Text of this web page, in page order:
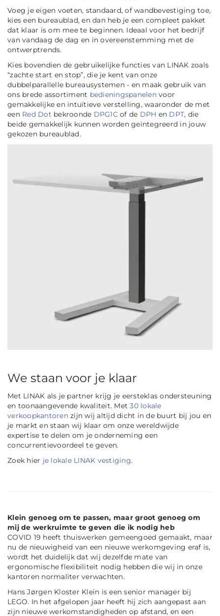
Voeg je eigen voeten, standaard, of wandbevestiging toe,
kies een bureaublad, en dan heb je een compleet pakket
dat klaar is om mee te beginnen. Ideaal voor het bedrijf
van vandaag de dag en in overeenstemming met de
ontwerptrends.
Kies bovendien de gebruikelijke functies van LINAK zoals
“zachte start en stop”, die je kent van onze
dubbelparallelle bureausystemen - en maak gebruik van
ons brede assortiment bedieningspanelenvoor
gemakkelijke en intuïtieve verstelling, waaronder de met
een Red Dot bekroonde DPG1Cof de DPH en DPT, die
beide gemakkelijk kunnen worden geïntegreerd in jouw
gekozen bureaublad.
We staan voor je klaar
Met LINAK als je partner krijg je eersteklas ondersteuning
en toonaangevende kwaliteit. Met30 lokale
verkoopkantorenzijn wij altijd dicht in de buurt bij jou en
je markt en staan wij klaar om onze wereldwijde
expertise te delen om je onderneming een
concurrentievoordeel te geven.
Zoek hier je lokale LINAK vestiging.
Klein genoeg om te passen, maar groot genoeg om
mij de werkruimte te geven die ik nodig heb
COVID 19 heeft thuiswerken gemeengoed gemaakt, maar
nu de nieuwigheid van een nieuwe werkomgeving eraf is,
wordt het duidelijk dat wij dezelfde mate van
ergonomische flexibiliteit nodig hebben die wij in onze
kantoren normaliter verwachten.
Hans Jørgen Kloster Klein is een senior manager bij
LEGO. In het afgelopen jaar heeft hij zich aangepast aan
zijn nieuwe werkomstandigheden op afstand, en een